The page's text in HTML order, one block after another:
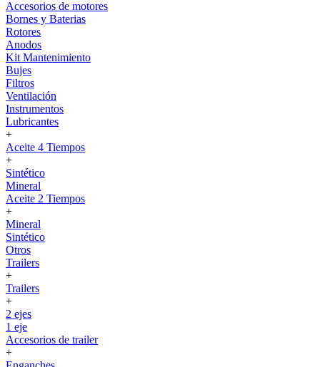
Accesorios de motores
Bornes y Baterias
Rotores
Anodos
Kit Mantenimiento
Bujes
Filtros
Ventilación
Instrumentos
Lubricantes
+
Aceite 4 Tiempos
+
Sintético
Mineral
Aceite 2 Tiempos
+
Mineral
Sintético
Otros
Trailers
+
Trailers
+
2 ejes
1 eje
Accesorios de trailer
+